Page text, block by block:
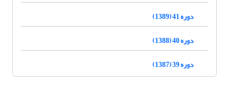
دوره 41 (1389)
دوره 40 (1388)
دوره 39 (1387)